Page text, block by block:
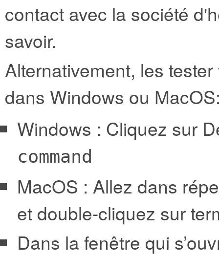
contact avec la société
savoir.
Alternativement, les
dans Windows ou
Windows : Cliquez sur
command
MacOS : Allez dans
et double-cliquez sur
Dans la fenêtre qui